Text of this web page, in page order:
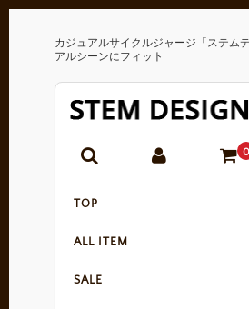
カジュアルサイクルジャージ「ステム
アルシーンにフィット
0
TOP
ALL ITEM
SALE